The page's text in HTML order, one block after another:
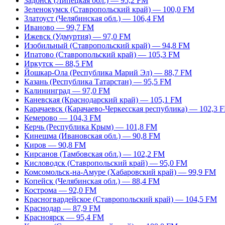
Зеленокумск (Ставропольский край) — 100,0 FM
Златоуст (Челябинская обл.) — 106,4 FM
Иваново — 99,7 FM
Ижевск (Удмуртия) — 97,0 FM
Изобильный (Ставропольский край) — 94,8 FM
Ипатово (Ставропольский край) — 105,3 FM
Иркутск — 88,5 FM
Йошкар-Ола (Республика Марий Эл) — 88,7 FM
Казань (Республика Татарстан) — 95,5 FM
Калининград — 97,0 FM
Каневская (Краснодарский край) — 105,1 FM
Карачаевск (Карачаево-Черкесская республика) — 102,3
Кемерово — 104,3 FM
Керчь (Республика Крым) — 101,8 FM
Кинешма (Ивановская обл.) — 90,8 FM
Киров — 90,8 FM
Кирсанов (Тамбовская обл.) — 102,2 FM
Кисловодск (Ставропольский край) — 95,0 FM
Комсомольск-на-Амуре (Хабаровский край) — 99,9 FM
Копейск (Челябинская обл.) — 88,4 FM
Кострома — 92,0 FM
Красногвардейское (Ставропольский край) — 104,5 FM
Краснодар — 87,9 FM
Красноярск — 95,4 FM